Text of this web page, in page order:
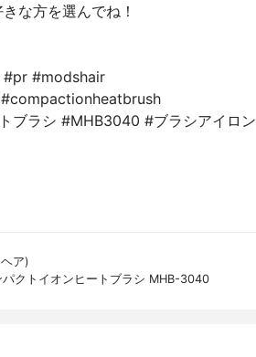
な方を選んでね！⁡
#modshair⁡
ブラシ #MHB3040 #ブラシアイロン
ア)
クトイオンヒートブラシ MHB-3040